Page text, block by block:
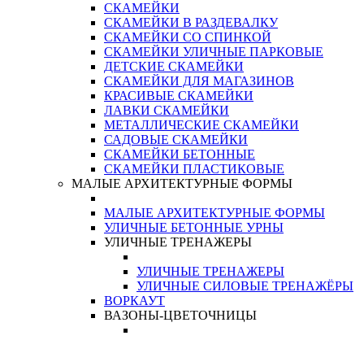
СКАМЕЙКИ
СКАМЕЙКИ В РАЗДЕВАЛКУ
СКАМЕЙКИ СО СПИНКОЙ
СКАМЕЙКИ УЛИЧНЫЕ ПАРКОВЫЕ
ДЕТСКИЕ СКАМЕЙКИ
СКАМЕЙКИ ДЛЯ МАГАЗИНОВ
КРАСИВЫЕ СКАМЕЙКИ
ЛАВКИ СКАМЕЙКИ
МЕТАЛЛИЧЕСКИЕ СКАМЕЙКИ
САДОВЫЕ СКАМЕЙКИ
СКАМЕЙКИ БЕТОННЫЕ
СКАМЕЙКИ ПЛАСТИКОВЫЕ
МАЛЫЕ АРХИТЕКТУРНЫЕ ФОРМЫ
МАЛЫЕ АРХИТЕКТУРНЫЕ ФОРМЫ
УЛИЧНЫЕ БЕТОННЫЕ УРНЫ
УЛИЧНЫЕ ТРЕНАЖЕРЫ
УЛИЧНЫЕ ТРЕНАЖЕРЫ
УЛИЧНЫЕ СИЛОВЫЕ ТРЕНАЖЁРЫ
ВОРКАУТ
ВАЗОНЫ-ЦВЕТОЧНИЦЫ